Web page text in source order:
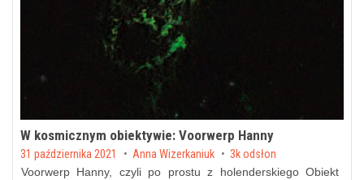
W kosmicznym obiektywie: Voorwerp Hanny
Posted on
31 października 2021 by Anna Wizerkaniuk 3k odsłon
Voorwerp Hanny, czyli po prostu z holenderskiego Obiekt